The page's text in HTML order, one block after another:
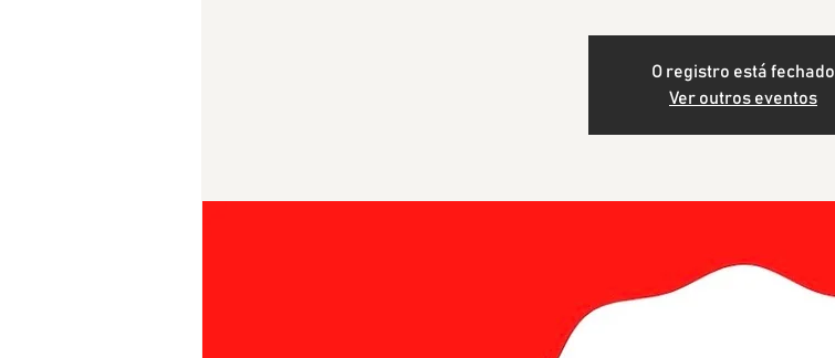
O registro está fechado
Ver outros eventos